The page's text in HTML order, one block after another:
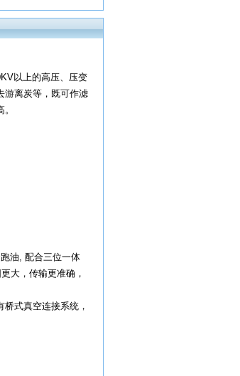
以上的高压、压变
游离炭等，既可作滤
油, 配合三位一体
大，传输更准确，
式真空连接系统，